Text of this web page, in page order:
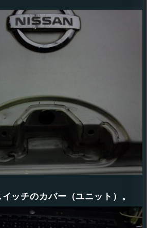
ッチのカバー（ユニット）。